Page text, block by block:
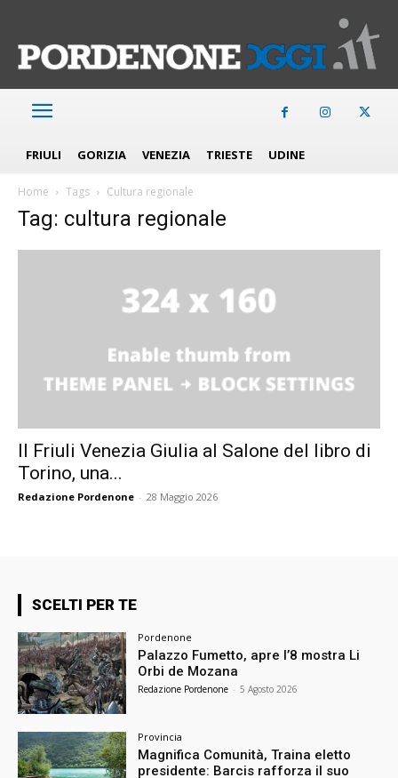
FRIULI GORIZIA VENEZIA TRIESTE UDINE
Home Tags Cultura regionale
Tag: cultura regionale
Il Friuli Venezia Giulia al Salone del libro di
Torino, una...
Redazione Pordenone - 28 Maggio 2026
SCELTI PER TE
Pordenone
Palazzo Fumetto, apre l’8 mostra Li
Orbi de Mozana
Redazione Pordenone - 5 Agosto 2026
Provincia
Magnifica Comunità, Traina eletto
presidente: Barcis rafforza il suo